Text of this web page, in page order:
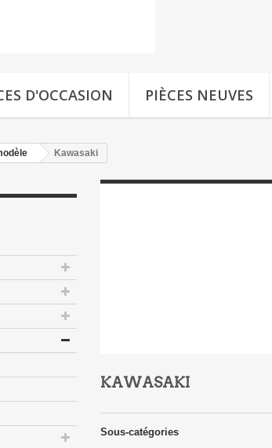
D'OCCASION PIÈCES NEUVES
Kawasaki
KAWASAKI
Sous-catégories